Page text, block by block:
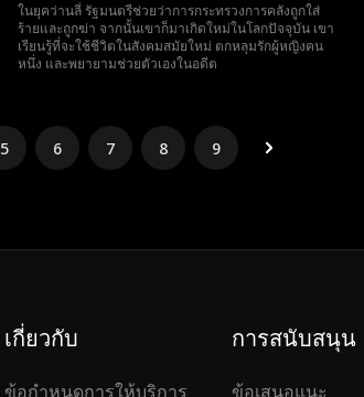
ในยุคว่านลี่ รัฐมนตรีช่วยว่าการกระทรวงการคลังถูกใส่
ร้ายและถูกฆ่า จากนั้นเขาก็มาเกิดใหม่ในโลกปัจจุบัน เขา
เรียนรู้ที่จะใช้ชีวิตในสังคมสมัยใหม่ ตกหลุมรักผู้หญิงคน
หนึ่ง และพยายามช่วยตัวเองในอดีต
5 6 7 8 9
เกี่ยวกับ
ข้อกำหนดการให้บริการ
การสนับสนุน
ข้อเสนอแนะ